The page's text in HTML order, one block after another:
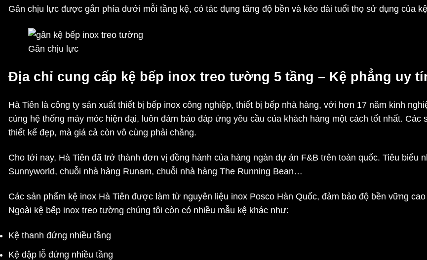
Gân chịu lực được gắn phía dưới mỗi tầng kệ, có tác dụng tăng độ bền và kéo dài tuổi thọ sử dụng của
Gân chịu lực
Địa chỉ cung cấp kệ bếp inox treo tường 5 tầng – Kệ phẳng uy
Hà Tiên là công ty sản xuất thiết bị bếp inox công nghiệp, thiết bị bếp nhà hàng, với hơn 17 năm kinh
cùng hệ thống máy móc hiện đại, luôn đảm bảo đáp ứng yêu cầu của khách hàng một cách tốt nhất.
thiết kế đẹp, mà giá cả còn vô cùng phải chăng.
Cho tới nay, Hà Tiên đã trở thành đơn vị đồng hành của hàng ngàn dự án F&B trên toàn quốc. Tiêu biểu
Sunnyworld, chuỗi nhà hàng Runam, chuỗi nhà hàng The Running Bean…
Các sản phẩm kệ inox Hà Tiên được làm từ nguyên liệu inox Posco Hàn Quốc, đảm bảo độ bền vững
Ngoài kệ bếp inox treo tường chúng tôi còn có nhiều mẫu kệ khác như:
Kệ thanh đứng nhiều tầng
Kệ dập lỗ đứng nhiều tầng